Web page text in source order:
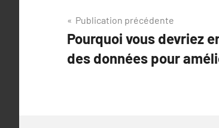
Navigation
de
l’article
Publication précédente
Pourquoi vous devriez
des données pour